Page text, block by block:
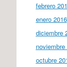
febrero
enero 2016
diciembre
noviembre
octubre